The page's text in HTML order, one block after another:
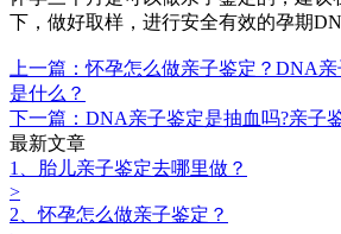
下，做好取样，进行安全有效的孕期
上一篇：怀孕怎么做亲子鉴定？DNA
是什么？
下一篇：DNA亲子鉴定是抽血吗?亲子
最新文章
1、胎儿亲子鉴定去哪里做？
>
2、怀孕怎么做亲子鉴定？